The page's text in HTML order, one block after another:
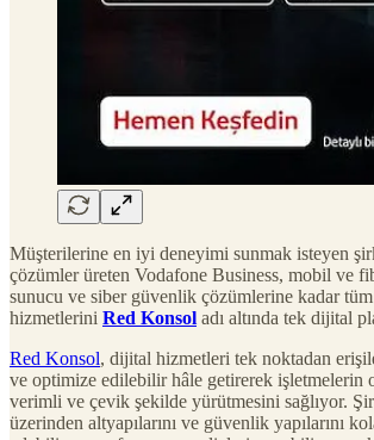
Müşterilerine en iyi deneyimi sunmak isteyen
çözümler üreten Vodafone Business, mobil ve
sunucu ve siber güvenlik çözümlerine kadar
hizmetlerini Red Konsol adı altında tek dijital
Red Konsol, dijital hizmetleri tek noktadan
ve optimize edilebilir hâle getirerek işletmelerin
verimli ve çevik şekilde yürütmesini sağlıyor.
üzerinden altyapılarını ve güvenlik yapılarını